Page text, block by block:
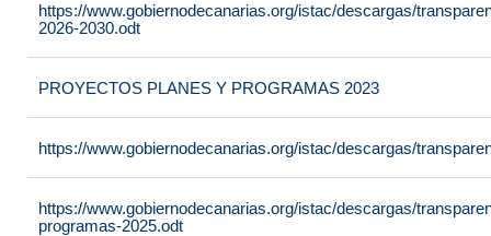
https://www.gobiernodecanarias.org/istac/descargas/
2026-2030.odt
PROYECTOS PLANES Y PROGRAMAS 2023
https://www.gobiernodecanarias.org/istac/descargas/
https://www.gobiernodecanarias.org/istac/descargas/
programas-2025.odt